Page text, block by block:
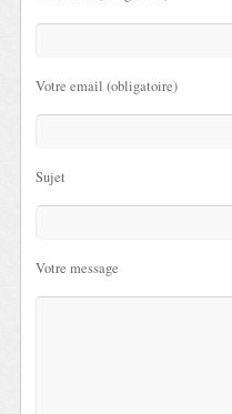
Votre email (obligatoire)
Sujet
Votre message